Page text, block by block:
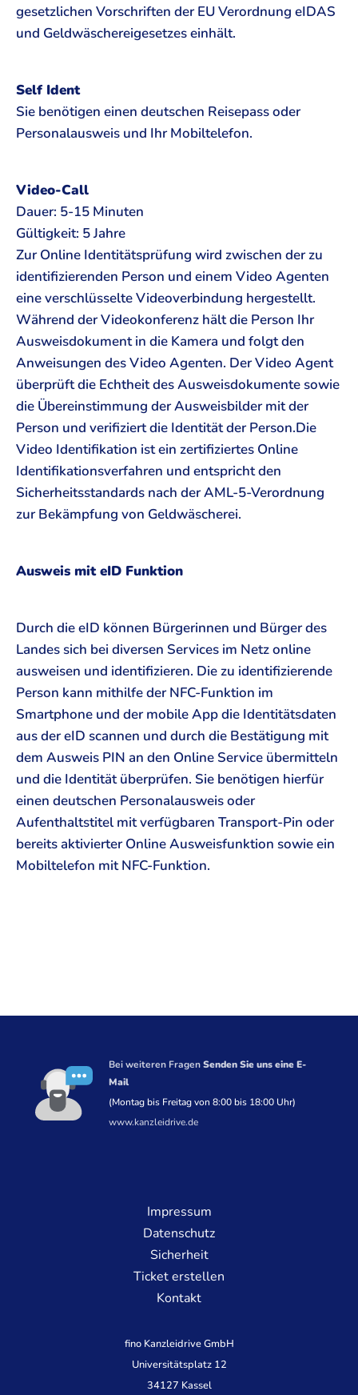
gesetzlichen Vorschriften der EU Verordnung eIDAS
und Geldwäschereigesetzes einhält.
Self Ident
Sie benötigen einen deutschen Reisepass oder
Personalausweis und Ihr Mobiltelefon.
Video-Call
Dauer: 5-15 Minuten
Gültigkeit: 5 Jahre
Zur Online Identitätsprüfung wird zwischen der zu
identifizierenden Person und einem Video Agenten
eine verschlüsselte Videoverbindung hergestellt.
Während der Videokonferenz hält die Person Ihr
Ausweisdokument in die Kamera und folgt den
Anweisungen des Video Agenten. Der Video Agent
überprüft die Echtheit des Ausweisdokumente sowie
die Übereinstimmung der Ausweisbilder mit der
Person und verifiziert die Identität der Person.Die
Video Identifikation ist ein zertifiziertes Online
Identifikationsverfahren und entspricht den
Sicherheitsstandards nach der AML-5-Verordnung
zur Bekämpfung von Geldwäscherei.
Ausweis mit eID Funktion
Durch die eID können Bürgerinnen und Bürger des
Landes sich bei diversen Services im Netz online
ausweisen und identifizieren. Die zu identifizierende
Person kann mithilfe der NFC-Funktion im
Smartphone und der mobile App die Identitätsdaten
aus der eID scannen und durch die Bestätigung mit
dem Ausweis PIN an den Online Service übermitteln
und die Identität überprüfen. Sie benötigen hierfür
einen deutschen Personalausweis oder
Aufenthaltstitel mit verfügbaren Transport-Pin oder
bereits aktivierter Online Ausweisfunktion sowie ein
Mobiltelefon mit NFC-Funktion.
Bei weiteren FragenSenden Sie uns eine E-
Mail
(Montag bis Freitag von 8:00 bis 18:00 Uhr)
www.kanzleidrive.de
Impressum
Datenschutz
Sicherheit
Ticket erstellen
Kontakt
fino Kanzleidrive GmbH
Universitätsplatz 12
34127 Kassel